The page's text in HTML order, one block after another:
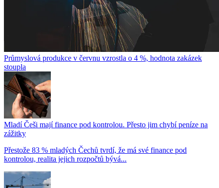
Průmyslová produkce v červnu vzrostla o 4 %, hodnota zakázek
stoupla
Mladí Češi mají finance pod kontrolou. Přesto jim chybí peníze na
zážitky
Přestože 83 % mladých Čechů tvrdí, že má své finance pod
kontrolou, realita jejich rozpočtů bývá...